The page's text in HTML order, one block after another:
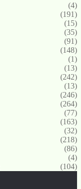
(4)
(191)
(15)
(35)
(91)
(148)
(1)
(13)
(242)
(13)
(246)
(264)
(77)
(163)
(32)
(218)
(86)
(4)
(104)